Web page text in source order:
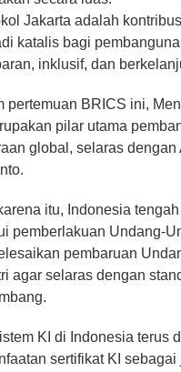
Jakarta adalah
katalis bagi
inklusif, dan
pertemuan BRICS ini,
pilar utama
global, selaras
itu, Indonesia
pemberlakuan Undang-
pembaruan
agar selaras dengan
KI di Indonesia terus
sertifikat KI